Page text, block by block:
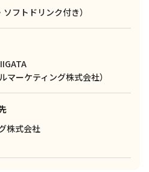
フトドリンク付き）
マーケティング株式会社）
株式会社